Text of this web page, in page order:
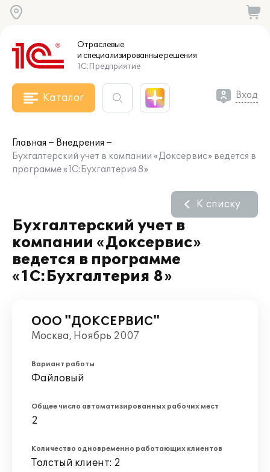
Отраслевые
и специализированныерешения
1С:Предприятие
Каталог Вход
Главная
Внедрения
Бухгалтерский учет в компании «Доксервис» ведется в
программе «1С:Бухгалтерия 8»
Бухгалтерский учет в
компании «Доксервис»
ведется в программе
«1С:Бухгалтерия 8»
К списку
ООО "ДОКСЕРВИС"
Москва, Ноябрь 2007
Вариант работы
Файловый
Общее число автоматизированных рабочих мест
2
Количество одновременно работающих клиентов
Толстый клиент: 2